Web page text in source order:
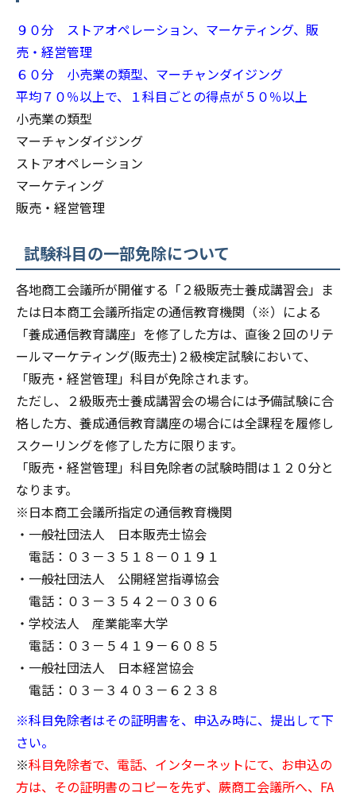
９０分 ストアオペレーション、マーケティング、販
売・経営管理
６０分 小売業の類型、マーチャンダイジング
平均７０％以上で、１科目ごとの得点が５０％以上
小売業の類型
マーチャンダイジング
ストアオペレーション
マーケティング
販売・経営管理
試験科目の一部免除について
各地商工会議所が開催する「２級販売士養成講習会」ま
たは日本商工会議所指定の通信教育機関（※）による
「養成通信教育講座」を修了した方は、直後２回のリテ
ールマーケティング(販売士)２級検定試験において、
「販売・経営管理」科目が免除されます。
ただし、２級販売士養成講習会の場合には予備試験に合
格した方、養成通信教育講座の場合には全課程を履修し
スクーリングを修了した方に限ります。
「販売・経営管理」科目免除者の試験時間は１２０分と
なります。
※日本商工会議所指定の通信教育機関
・一般社団法人 日本販売士協会
電話：０３－３５１８－０１９１
・一般社団法人 公開経営指導協会
電話：０３－３５４２－０３０６
・学校法人 産業能率大学
電話：０３－５４１９－６０８５
・一般社団法人 日本経営協会
電話：０３－３４０３－６２３８
※科目免除者はその証明書を、申込み時に、提出して下
さい。
※科目免除者で、電話、インターネットにて、お申込の
方は、その証明書のコピーを先ず、蕨商工会議所へ、FA